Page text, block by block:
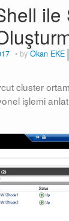
ile
by Okan EKE
cluster
işlemi